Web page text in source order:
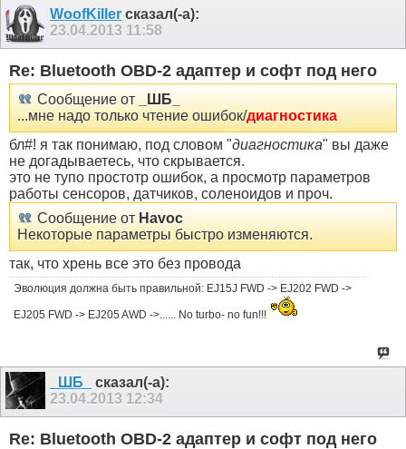
WoofKiller сказал(-а):
23.04.2013 11:58
Re: Bluetooth OBD-2 адаптер и софт под него
Сообщение от
_ШБ_
...мне надо только чтение ошибок/диагностика
бл#! я так понимаю, под словом "диагностика" вы даже
не догадываетесь, что скрывается.
это не тупо простотр ошибок, а просмотр параметров
работы сенсоров, датчиков, соленоидов и проч.
Сообщение от Havoc
Некоторые параметры быстро изменяются.
так, что хрень все это без провода
Эволюция должна быть правильной: EJ15J FWD -> EJ202 FWD ->
EJ205 FWD -> EJ205 AWD ->...... No turbo- no fun!!!
_ШБ_
сказал(-а):
23.04.2013 12:34
Re: Bluetooth OBD-2 адаптер и софт под него